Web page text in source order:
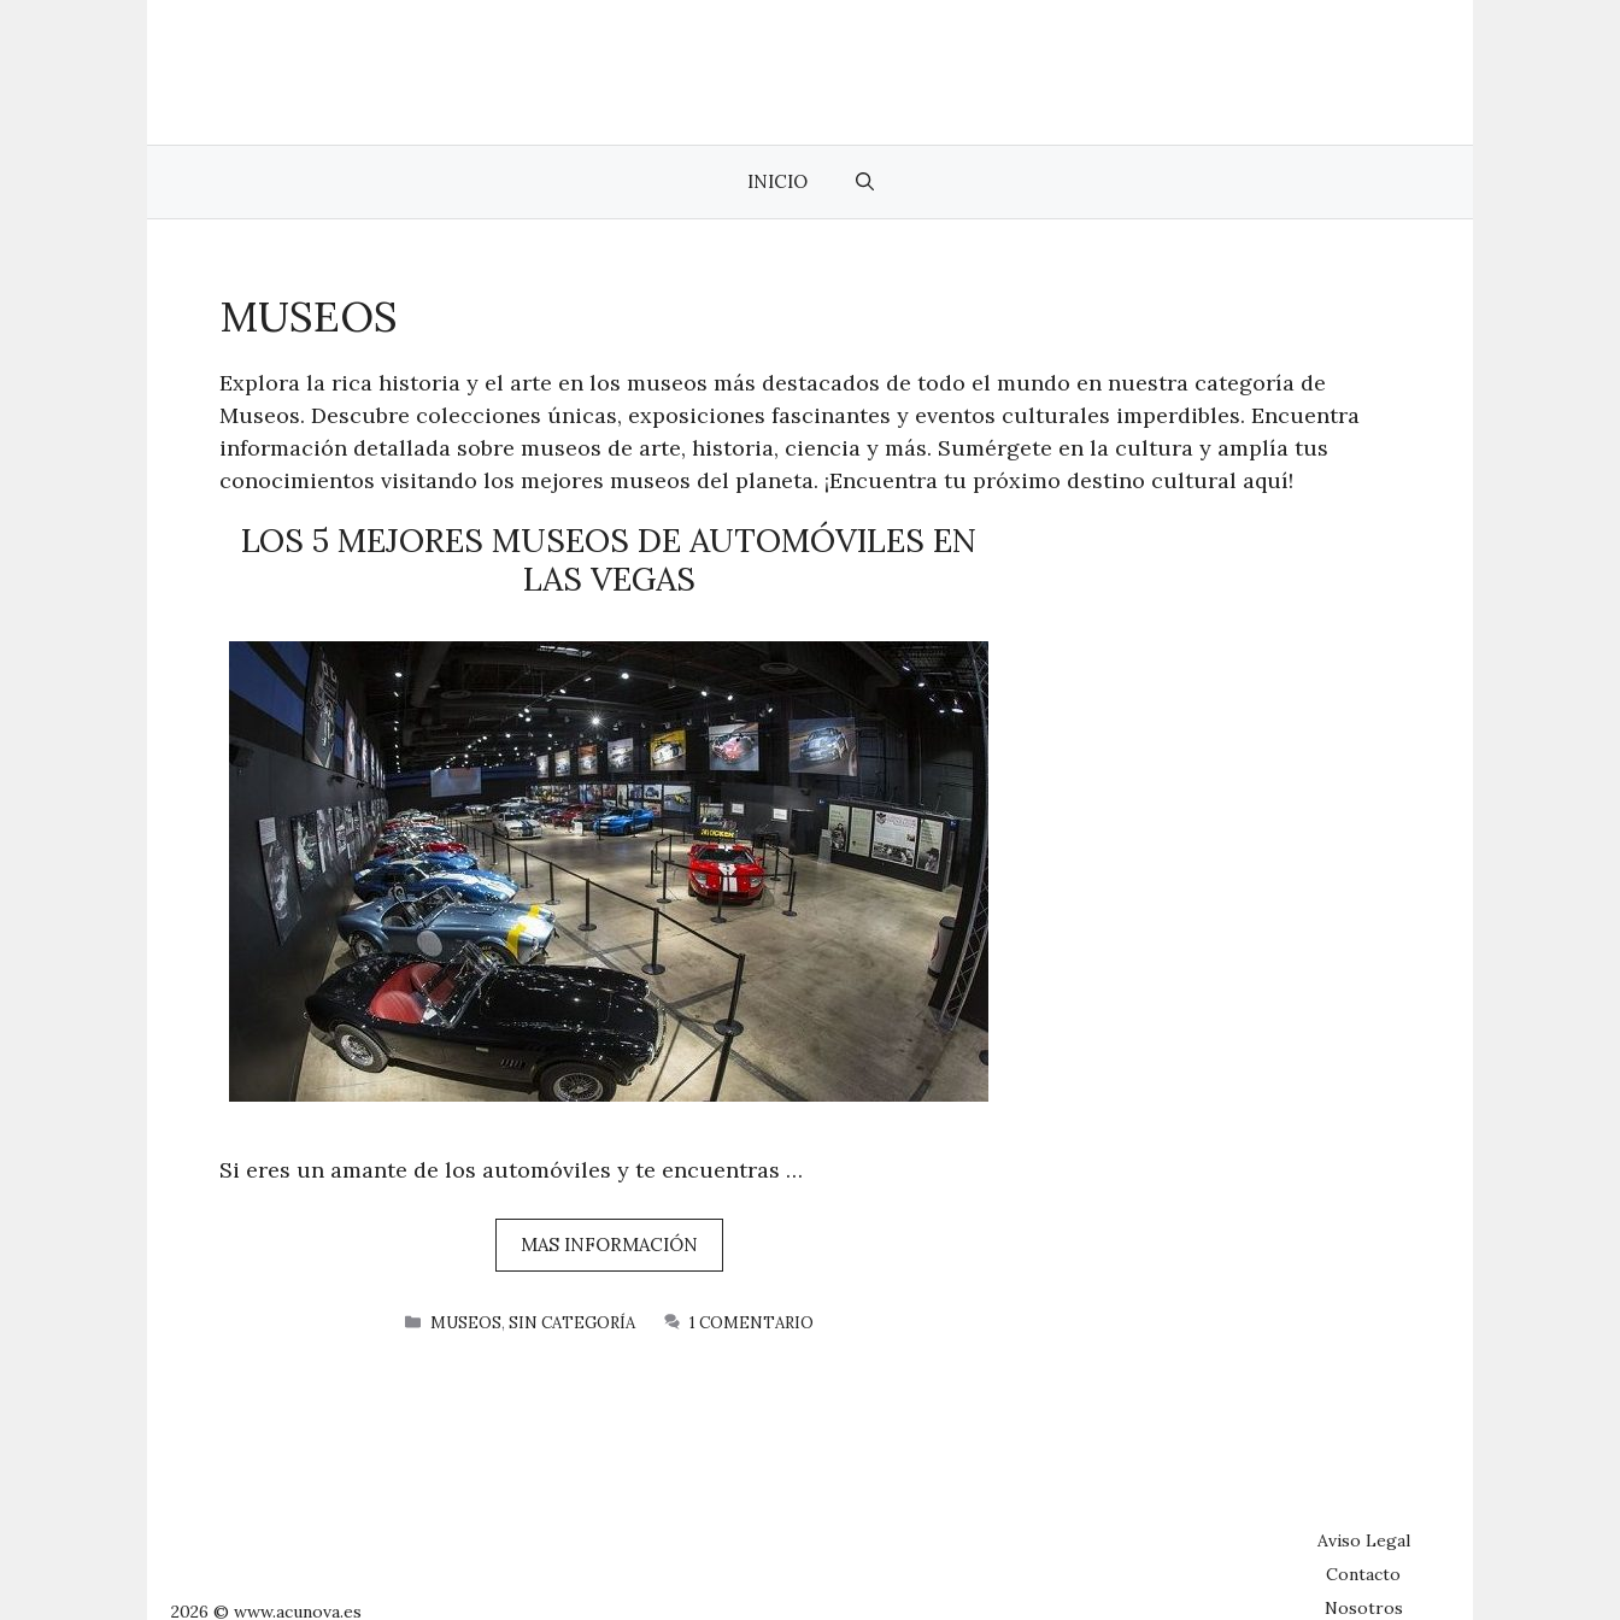
INICIO
MUSEOS
Explora la rica historia y el arte en los museos más destacados de todo el mundo en nuestra categoría de
Museos. Descubre colecciones únicas, exposiciones fascinantes y eventos culturales imperdibles. Encuentra
información detallada sobre museos de arte, historia, ciencia y más. Sumérgete en la cultura y amplía tus
conocimientos visitando los mejores museos del planeta. ¡Encuentra tu próximo destino cultural aquí!
LOS 5 MEJORES MUSEOS DE AUTOMÓVILES EN
LAS VEGAS
Si eres un amante de los automóviles y te encuentras …
MAS INFORMACIÓN
CATEGORÍAS
MUSEOS, SIN CATEGORÍA 1 COMENTARIO
Aviso Legal
Contacto
Nosotros
2026 © www.acunova.es